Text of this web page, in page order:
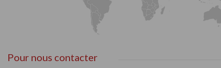
Pour nous contacter